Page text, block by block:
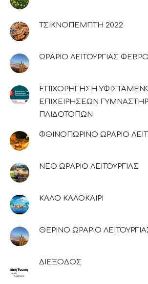
ΤΣΙΚΝΟΠΕΜΠΤΗ 2022
ΩΡΑΡΙΟ ΛΕΙΤΟΥΡΓΙΑΣ
ΕΠΙΧΟΡΗΓΗΣΗ
ΕΠΙΧΕΙΡΗΣΕΩΝ
ΠΑΙΔΟΤΟΠΩΝ
ΦΘΙΝΟΠΩΡΙΝΟ ΩΡΑΡΙΟ
ΝΕΟ ΩΡΑΡΙΟ ΛΕΙΤΟΥΡΓΙΑΣ
ΚΑΛΟ ΚΑΛΟΚΑΙΡΙ
ΘΕΡΙΝΟ ΩΡΑΡΙΟ
ΔΙΕΞΟΔΟΣ